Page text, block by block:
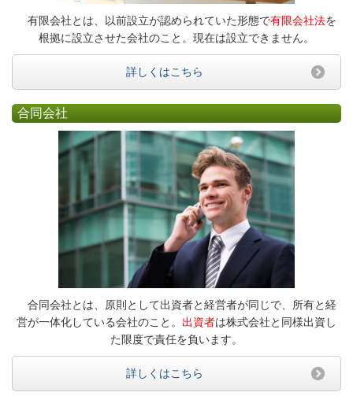
有限会社とは、以前設立が認められていた形態で有限会社法を
根拠に設立させた会社のこと。現在は設立できません。
詳しくはこちら
合同会社
合同会社とは、原則として出資者と経営者が同じで、所有と経
営が一体化している会社のこと。 出資者は株式会社と同様出資し
た限度で責任を負います。
詳しくはこちら